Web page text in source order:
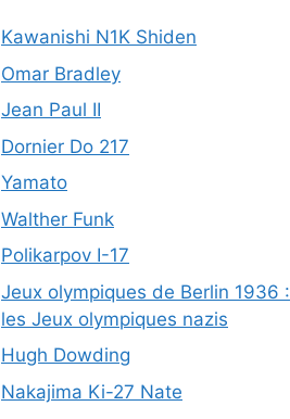
Kawanishi N1K Shiden
Omar Bradley
Jean Paul II
Dornier Do 217
Yamato
Walther Funk
Polikarpov I-17
Jeux olympiques de Berlin 1936 :
les Jeux olympiques nazis
Hugh Dowding
Nakajima Ki-27 Nate